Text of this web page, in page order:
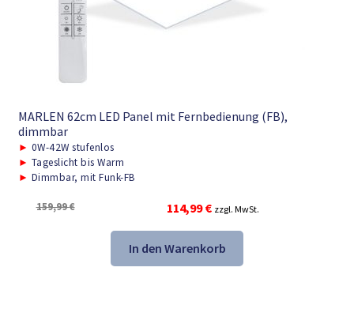
MARLEN 62cm LED Panel mit Fernbedienung (FB),
dimmbar
► 0W-42W stufenlos
► Tageslicht bis Warm
► Dimmbar, mit Funk-FB
159,99€
Ursprünglicher
Preis
war:
159,99 €
114,99€Aktueller
Preis
ist:
114,99 €.
zzgl. MwSt.
In den Warenkorb